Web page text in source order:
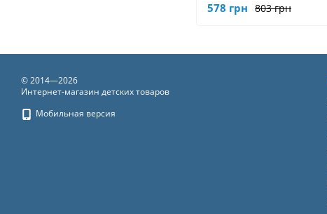
803 грн
578 грн
© 2014—2026
Интернет-магазин детских товаров
Мобильная версия